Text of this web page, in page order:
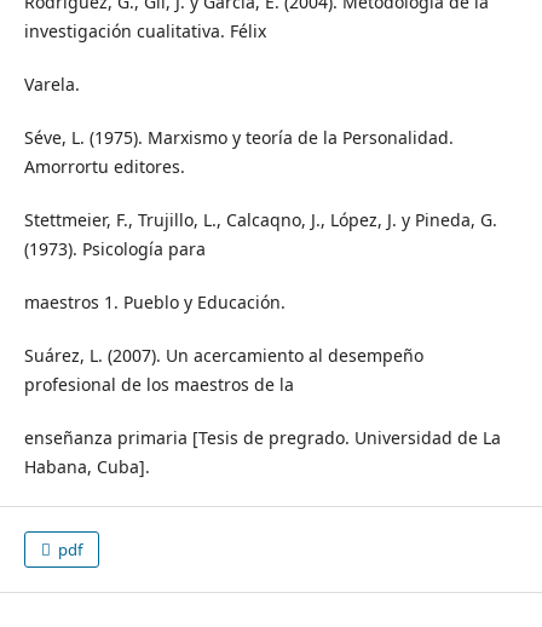
investigación cualitativa. Félix
Varela.
Séve, L. (1975). Marxismo y teoría de la Personalidad.
Amorrortu editores.
Stettmeier, F., Trujillo, L., Calcaqno, J., López, J. y Pineda, G.
(1973). Psicología para
maestros 1. Pueblo y Educación.
Suárez, L. (2007). Un acercamiento al desempeño
profesional de los maestros de la
enseñanza primaria [Tesis de pregrado. Universidad de La
Habana, Cuba].
pdf